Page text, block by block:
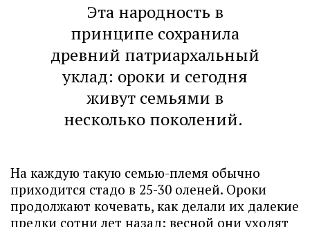
Эта народность в
принципе сохранила
древний патриархальный
уклад: ороки и сегодня
живут семьями в
несколько поколений.
На каждую такую семью-племя обычно
приходится стадо в 25-30 оленей. Ороки
продолжают кочевать, как делали их далекие
предки сотни лет назад: весной они уходят